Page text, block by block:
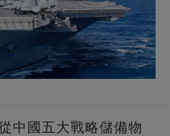
中國五大戰略儲備物